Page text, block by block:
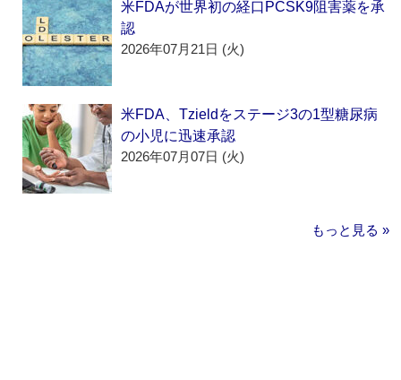
米FDAが世界初の経口PCSK9阻害薬を承
認
2026年07月21日 (火)
米FDA、Tzieldをステージ3の1型糖尿病
の小児に迅速承認
2026年07月07日 (火)
もっと見る »